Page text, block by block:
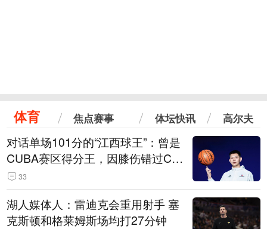
体育 焦点赛事 体坛快讯 高尔夫
对话单场101分的“江西球王”：曾是
CUBA赛区得分王，因膝伤错过CB
A选秀
33
湖人媒体人：雷迪克会重用射手 塞
克斯顿和格莱姆斯场均打27分钟